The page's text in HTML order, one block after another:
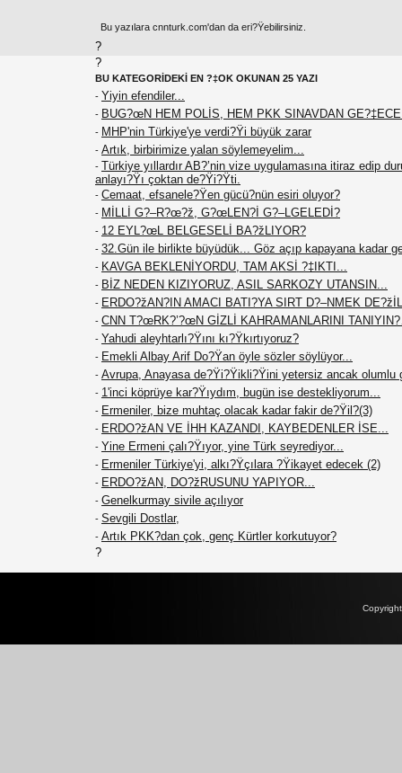
Bu yazılara cnnturk.com'dan da eri?Ÿebilirsiniz.
?
?
BU KATEGORİDEKİ EN ?‡OK OKUNAN 25 YAZI
- Yiyin efendiler...
- BUG?œN HEM POLİS, HEM PKK SINAVDAN
- MHP'nin Türkiye'ye verdi?Ÿi büyük zarar
- Artık, birbirimize yalan söylemeyelim...
- Türkiye yıllardır AB?’nin vize uygulamasına itiraz edip
anlayı?Ÿı çoktan de?Ÿi?Ÿti.
- Cemaat, efsanele?Ÿen gücü?nün esiri oluyor?
- MİLLİ G?–R?œ?ž, G?œLEN?İ G?–LGELEDİ?
- 12 EYL?œL BELGESELİ BA?žLIYOR?
- 32.Gün ile birlikte büyüdük... Göz açıp kapayana kadar
- KAVGA BEKLENİYORDU, TAM AKSİ ?‡IKTI...
- BİZ NEDEN KIZIYORUZ, ASIL SARKOZY UTANSIN...
- ERDO?žAN?IN AMACI BATI?YA SIRT D?–NMEK
- CNN T?œRK?’?œN GİZLİ KAHRAMANLARINI
- Yahudi aleyhtarlı?Ÿını kı?Ÿkırtıyoruz?
- Emekli Albay Arif Do?Ÿan öyle sözler söylüyor...
- Avrupa, Anayasa de?Ÿi?Ÿikli?Ÿini yetersiz ancak olumlu
- 1'inci köprüye kar?Ÿıydım, bugün ise destekliyorum...
- Ermeniler, bize muhtaç olacak kadar fakir de?Ÿil?(3)
- ERDO?žAN VE İHH KAZANDI, KAYBEDENLER İSE...
- Yine Ermeni çalı?Ÿıyor, yine Türk seyrediyor...
- Ermeniler Türkiye'yi, alkı?Ÿçılara ?Ÿikayet edecek (2)
- ERDO?žAN, DO?žRUSUNU YAPIYOR...
- Genelkurmay sivile açılıyor
- Sevgili Dostlar,
- Artık PKK?dan çok, genç Kürtler korkutuyor?
?